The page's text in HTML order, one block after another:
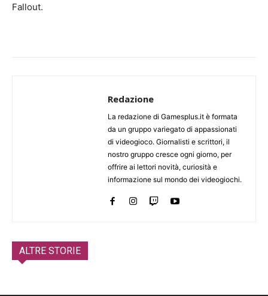
Fallout.
Redazione
La redazione di Gamesplus.it è formata
da un gruppo variegato di appassionati
di videogioco. Giornalisti e scrittori, il
nostro gruppo cresce ogni giorno, per
offrire ai lettori novità, curiosità e
informazione sul mondo dei videogiochi.
ALTRE STORIE